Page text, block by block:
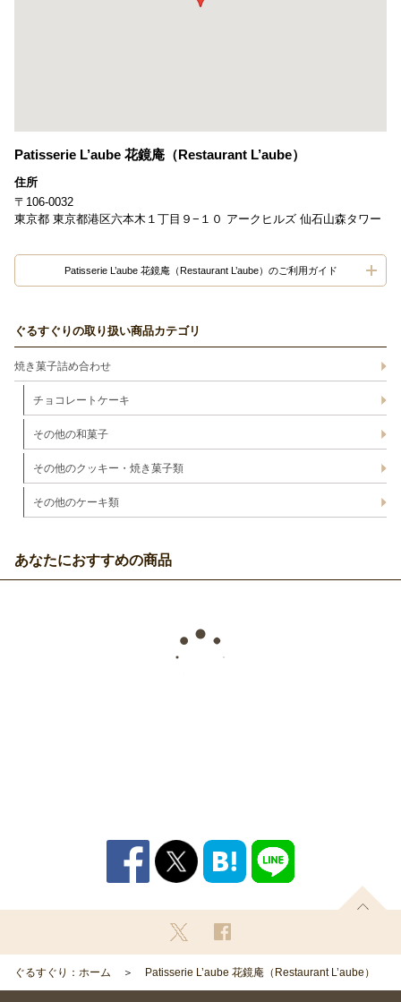
Patisserie L’aube 花鏡庵（Restaurant L’aube）
住所
〒106-0032
東京都 東京都港区六本木１丁目９−１０ アークヒルズ 仙石山森タワー
Patisserie L’aube 花鏡庵（Restaurant L’aube）のご利用ガイド
ぐるすぐりの取り扱い商品カテゴリ
焼き菓子詰め合わせ
チョコレートケーキ
その他の和菓子
その他のクッキー・焼き菓子類
その他のケーキ類
あなたにおすすめの商品
ぐるすぐり：ホーム Patisserie L’aube 花鏡庵（Restaurant L’aube）